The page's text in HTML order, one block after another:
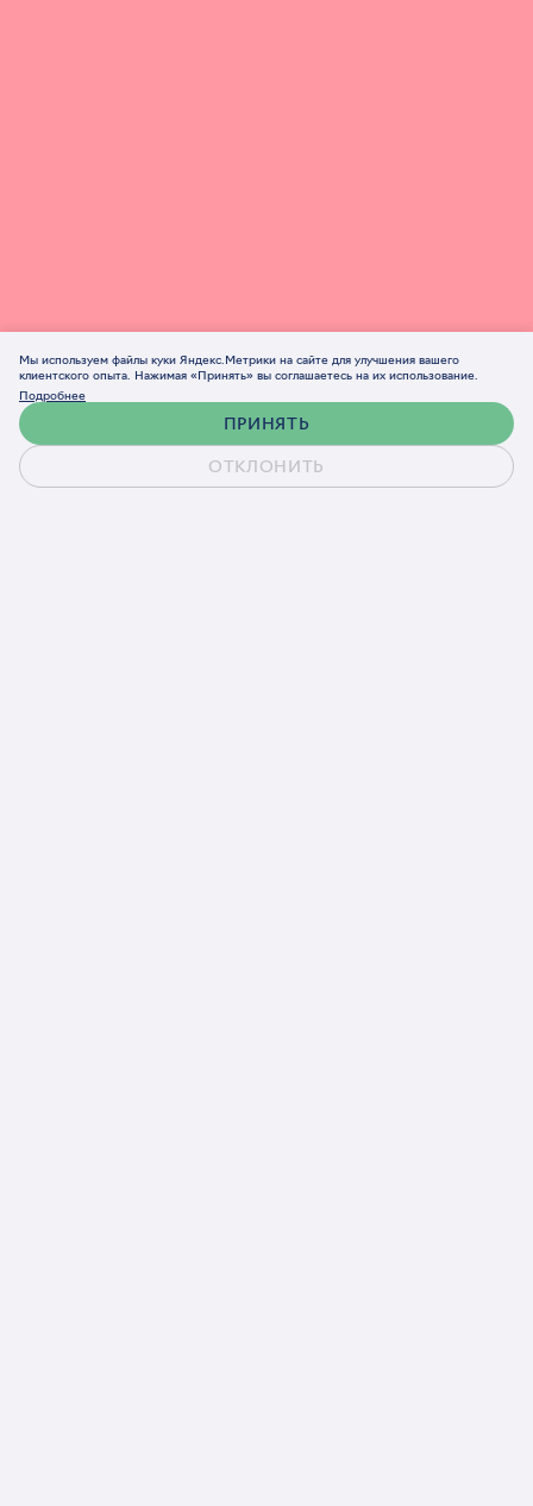
Обсудить проект
Мы используем файлы куки Яндекс.Метрики на сайте для улучшения вашего
клиентского опыта. Нажимая «Принять» вы соглашаетесь на их использование.
Подробнее
ПРИНЯТЬ
ОТКЛОНИТЬ